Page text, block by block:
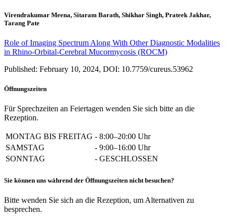
Virendrakumar Meena, Sitaram Barath, Shikhar Singh, Prateek Jakhar,
Tarang Pate
Role of Imaging Spectrum Along With Other Diagnostic Modalities
in Rhino-Orbital-Cerebral Mucormycosis (ROCM)
Published: February 10, 2024, DOI: 10.7759/cureus.53962
Öffnungszeiten
Für Sprechzeiten an Feiertagen wenden Sie sich bitte an die
Rezeption.
MONTAG BIS FREITAG - 8:00–20:00 Uhr
SAMSTAG
- 9:00–16:00 Uhr
SONNTAG
- GESCHLOSSEN
Sie können uns während der Öffnungszeiten nicht besuchen?
Bitte wenden Sie sich an die Rezeption, um Alternativen zu
besprechen.